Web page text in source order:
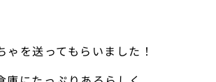
ゃを送ってもらいました！